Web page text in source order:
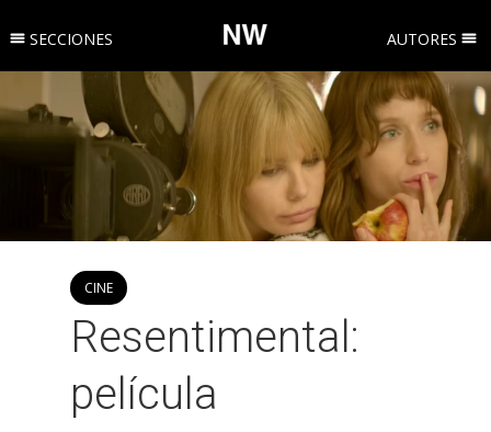
SECCIONES AUTORES
CINE
Resentimental:
película